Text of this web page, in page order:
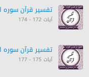
تفسیر قرآن سورہ ‎الأعراف‎
آیات 172 - 174
تفسیر قرآن سورہ ‎الأعراف‎
آیات 175 - 177